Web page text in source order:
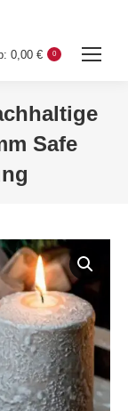
0,00 € 0
Safe